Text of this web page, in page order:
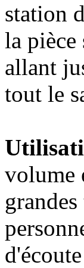
station
la pièce
allant
tout le
volume